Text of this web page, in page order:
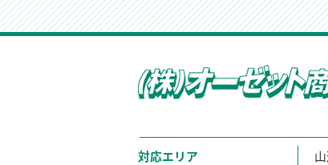
対応エリア